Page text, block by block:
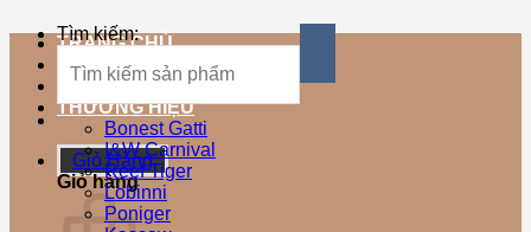
Tìm kiếm:
Giỏ Hàng
Giỏ hàng
TRANG CHỦ
SẢN PHẨM MỚI
SẢN PHẨM BÁN CHẠY
THƯƠNG HIỆU
Bonest Gatti
I&W Carnival
Reef Tiger
Lobinni
Poniger